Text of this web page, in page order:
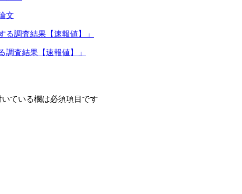
文
査結果【速報値】」
いている欄は必須項目です